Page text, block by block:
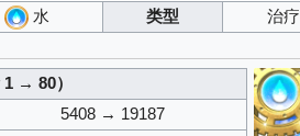
水 类型 治疗
→ 80）
5408 → 19187